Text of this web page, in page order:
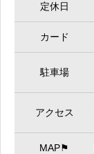
定休日
カード
駐車場
アクセス
MAP⚑